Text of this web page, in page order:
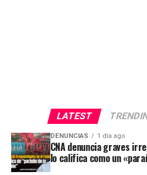
LATEST
DENUNCIAS 1 día ago
CNA denuncia graves
lo califica como un